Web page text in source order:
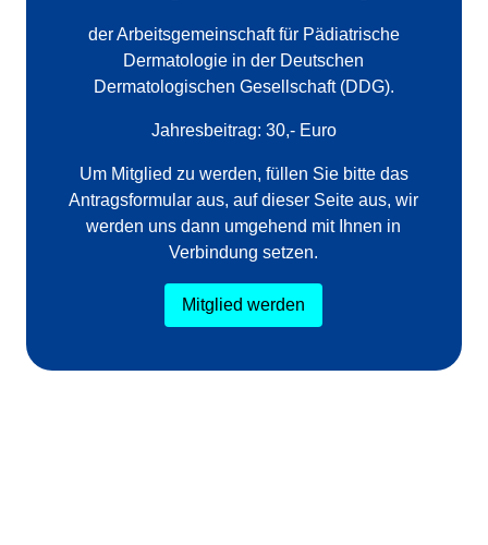
der Arbeitsgemeinschaft für Pädiatrische
Dermatologie in der Deutschen
Dermatologischen Gesellschaft (DDG).
Jahresbeitrag: 30,- Euro
Um Mitglied zu werden, füllen Sie bitte das
Antragsformular aus, auf dieser Seite aus, wir
werden uns dann umgehend mit Ihnen in
Verbindung setzen.
Mitglied werden